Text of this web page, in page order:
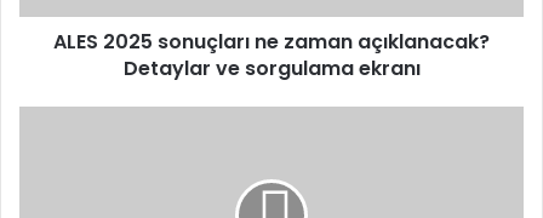
sorgulama
ekranıALES 2025 sonuçları ne zaman açıklanacak?
Detaylar ve sorgulama ekranı